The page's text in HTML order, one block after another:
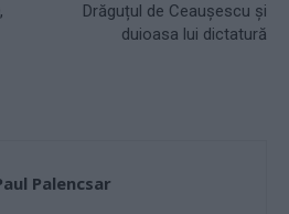
Drăguțul de Ceaușescu și
duioasa lui dictatură
Palencsar